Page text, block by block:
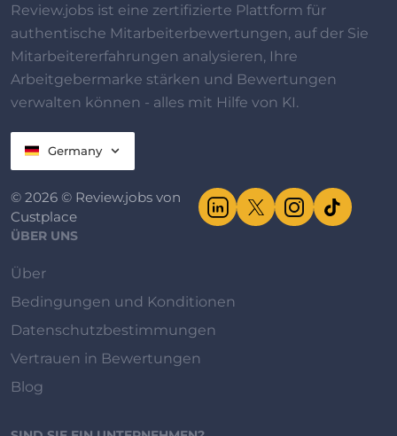
Review.jobs ist eine zertifizierte Plattform für
authentische Mitarbeiterbewertungen, auf der Sie
Mitarbeitererfahrungen analysieren, Ihre
Arbeitgebermarke stärken und Bewertungen
verwalten können - alles mit Hilfe von KI.
Germany
© 2026 © Review.jobs von
Custplace
ÜBER UNS
Über
Bedingungen und Konditionen
Datenschutzbestimmungen
Vertrauen in Bewertungen
Blog